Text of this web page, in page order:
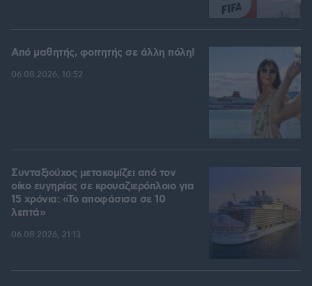
Από μαθητής, φοιτητής σε άλλη πόλη!
06.08.2026, 10:52
Συνταξιούχος μετακομίζει από τον
οίκο ευγηρίας σε κρουαζιερόπλοιο για
15 χρόνια: «Το αποφάσισα σε 10
λεπτά»
06.08.2026, 21:13